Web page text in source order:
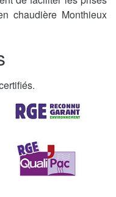
chaudière Monthieux